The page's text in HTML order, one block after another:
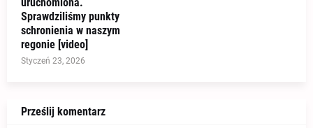
Sprawdziliśmy punkty
schronienia w naszym
regonie [video]
Styczeń 23, 2026
Prześlij komentarz